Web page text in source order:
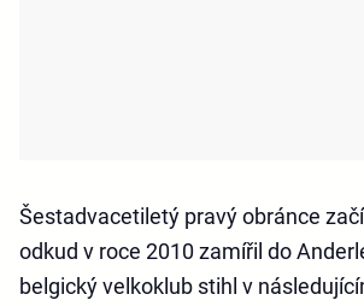
Šestadvacetiletý pravý obránce
odkud v roce 2010 zamířil do
belgický velkoklub stihl v